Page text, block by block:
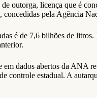
outorga, licença que é
concedidas pela Agência
é de 7,6 bilhões de
dados abertos da ANA
controle estadual. A